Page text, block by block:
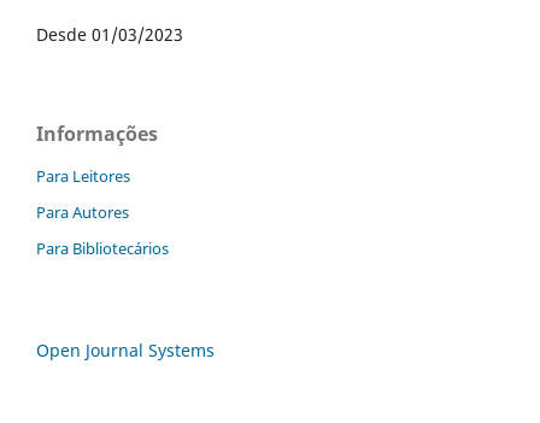
Desde 01/03/2023
Informações
Para Leitores
Para Autores
Para Bibliotecários
Open Journal Systems